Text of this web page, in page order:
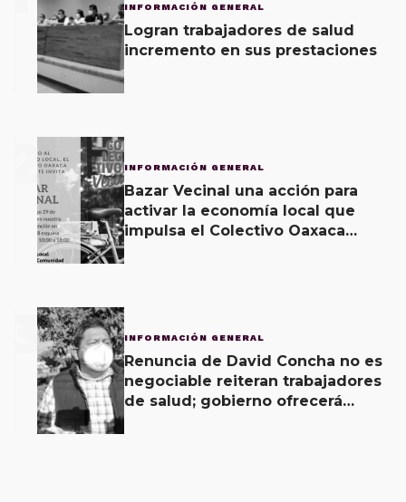
INFORMACIÓN GENERAL
Logran trabajadores de salud
incremento en sus prestaciones
2 INFORMACIÓN GENERAL
Bazar Vecinal una acción para
activar la economía local que
impulsa el Colectivo Oaxaca
3 INFORMACIÓN GENERAL
Renuncia de David Concha no es
negociable reiteran trabajadores
de salud; gobierno ofrecerá